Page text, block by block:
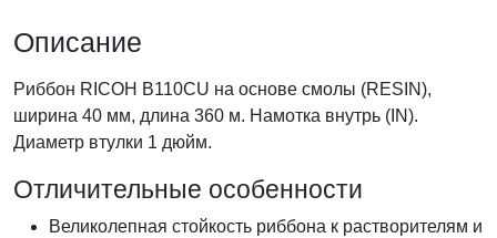
Описание
Риббон RICOH B110CU на основе смолы (RESIN),
ширина 40 мм, длина 360 м. Намотка внутрь (IN).
Диаметр втулки 1 дюйм.
Отличительные особенности
Великолепная стойкость риббона к растворителям и